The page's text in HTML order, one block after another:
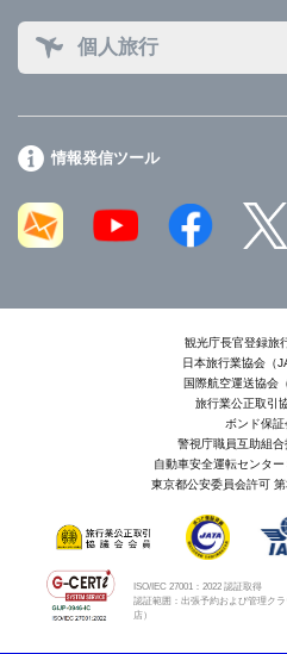
個人旅行
情報発信ツール
観光庁長官登録旅
日本旅行業協会（
国際航空運送協会
旅行業公正取引
ボンド保証
警視庁職員互助組
自動車安全運転センタ
東京都公安委員会許可
ISO/IEC 27001：2022 認証取得
認証範囲：出張予約および管理ク
店）